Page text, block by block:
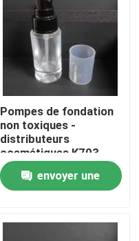
Pompes de fondation
non toxiques -
distributeurs
cosmétiques K703
type Revlon
envoyer une